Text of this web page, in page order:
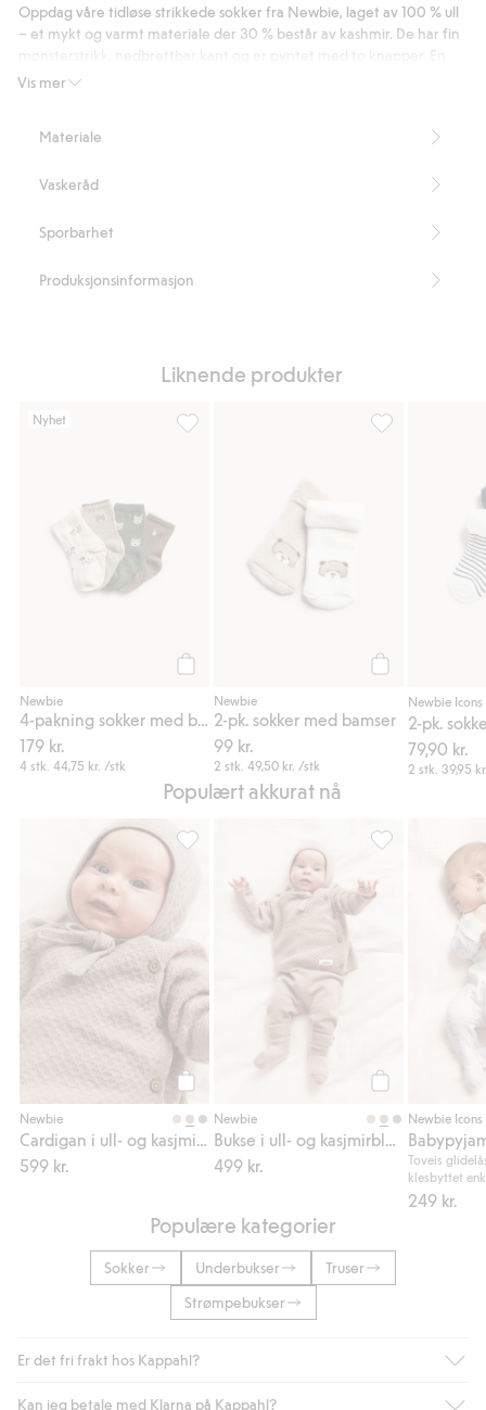
ull-
kasjmirblanding
ull-
Vis mer
Oppdag våre tidløse strikkede sokker fra Newbie, laget av 100 % ull
– et mykt og varmt materiale der 30 % består av kashmir. De har fin
klassisk Newbie-etikett som setter prikken over i-en.
RWS certified wool
Materiale
Vaskeråd
Sporbarhet
Produksjonsinformasjon
Liknende produkter
Nyhet
Newbie
179 kr.
4 stk. 44,75 kr. /stk
Newbie
2-pk. sokker med bamser
99 kr.
2 stk.49,50 kr. /stk
Newbie Icons
2-pk.
79,90 kr.
2 stk. 39,95
Populært akkurat nå
Legg til
Newbie
599 kr.
Cardigan i ull- og kasjmirblanding, Legg
Newbie
499 kr.
Bukse i ull-
Newbie Icons
Toveis
klesbyttet
249 kr.
Populære kategorier
Sokker Underbukser
Truser
Strømpebukser
Er det fri frakt hos Kappahl?
Kan jeg betale med Klarna på Kappahl?